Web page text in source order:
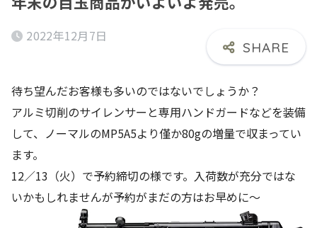
2022年12月7日
待ち望んだお客様も多いのではないでしょうか？
アルミ切削のサイレンサーと専用ハンドガードなどを装備
して、ノーマルのMP5A5より僅か80gの増量で収まってい
ます。
12／13（火）で予約締切の様です。入荷数が充分ではな
いかもしれませんが予約がまだの方はお早めに～